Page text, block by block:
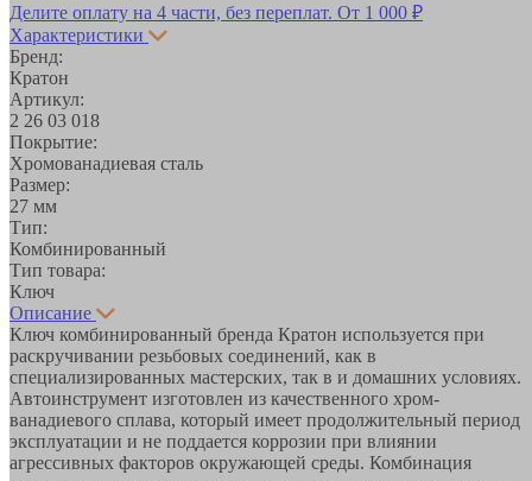
Делите оплату на 4 части, без переплат. От 1 000 ₽
Характеристики
Бренд:
Кратон
Артикул:
2 26 03 018
Покрытие:
Хромованадиевая сталь
Размер:
27 мм
Тип:
Комбинированный
Тип товара:
Ключ
Описание
Ключ комбинированный бренда Кратон используется при
раскручивании резьбовых соединений, как в
специализированных мастерских, так в и домашних условиях.
Автоинструмент изготовлен из качественного хром-
ванадиевого сплава, который имеет продолжительный период
эксплуатации и не поддается коррозии при влиянии
агрессивных факторов окружающей среды. Комбинация